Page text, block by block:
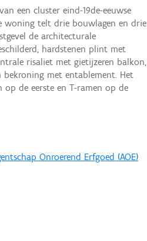
een cluster eind-19de-eeuwse
woning telt drie bouwlagen en drie
de architecturale
hardstenen plint met
risaliet met gietijzeren balkon,
bekroning met entablement. Het
op de eerste en T-ramen op de
Onroerend Erfgoed (AOE)